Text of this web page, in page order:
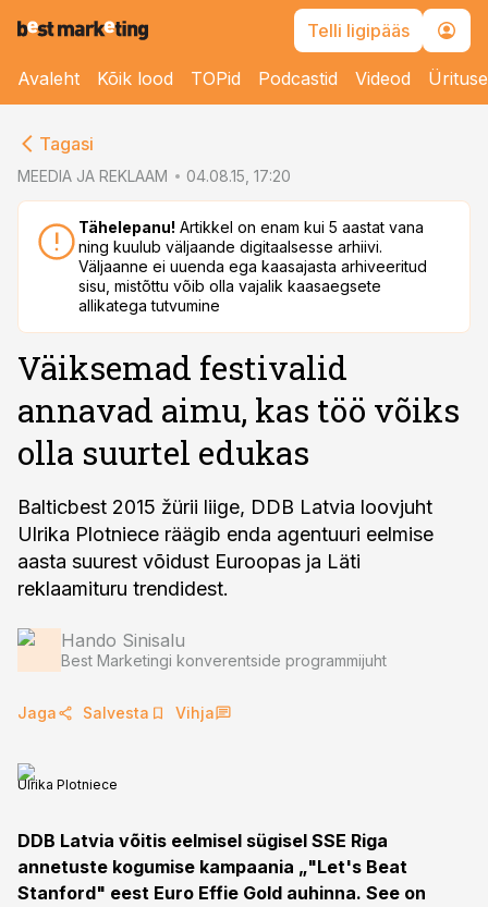
Telli ligipääs
Avaleht Kõik lood TOPid Podcastid Videod
Tagasi
MEEDIA JA REKLAAM 04.08.15, 17:20
Tähelepanu! Artikkel on enam kui 5 aastat vana
ning kuulub väljaande digitaalsesse arhiivi.
Väljaanne ei uuenda ega kaasajasta arhiveeritud
sisu, mistõttu võib olla vajalik kaasaegsete
allikatega tutvumine
Väiksemad festivalid
annavad aimu, kas töö võiks
olla suurtel edukas
Balticbest 2015 žürii liige, DDB Latvia loovjuht
Ulrika Plotniece räägib enda agentuuri eelmise
aasta suurest võidust Euroopas ja Läti
reklaamituru trendidest.
Hando Sinisalu
Best Marketingi konverentside programmijuht
Jaga Salvesta Vihja
Ulrika Plotniece
DDB Latvia võitis eelmisel sügisel SSE Riga
annetuste kogumise kampaania „"Let's Beat
Stanford" eest Euro Effie Gold auhinna. See on